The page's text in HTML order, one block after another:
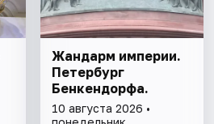
Жандарм империи.
Петербург
Бенкендорфа.
10 августа 2026 •